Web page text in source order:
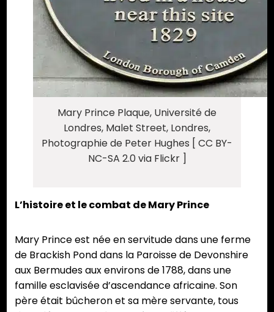
Mary Prince Plaque, Université de
Londres, Malet Street, Londres,
Photographie de Peter Hughes [ CC BY-
NC-SA 2.0 via Flickr ]
L’histoire et le combat de Mary Prince
Mary Prince est née en servitude dans une ferme
de Brackish Pond dans la Paroisse de Devonshire
aux Bermudes aux environs de 1788, dans une
famille esclavisée d’ascendance africaine. Son
père était bûcheron et sa mère servante, tous